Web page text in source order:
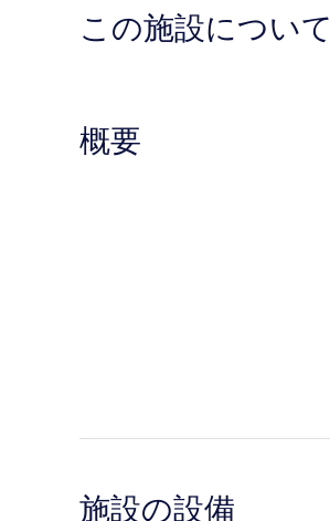
この施設について
概要
施設の設備